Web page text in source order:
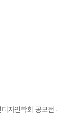
자인학회 공모전 주제: